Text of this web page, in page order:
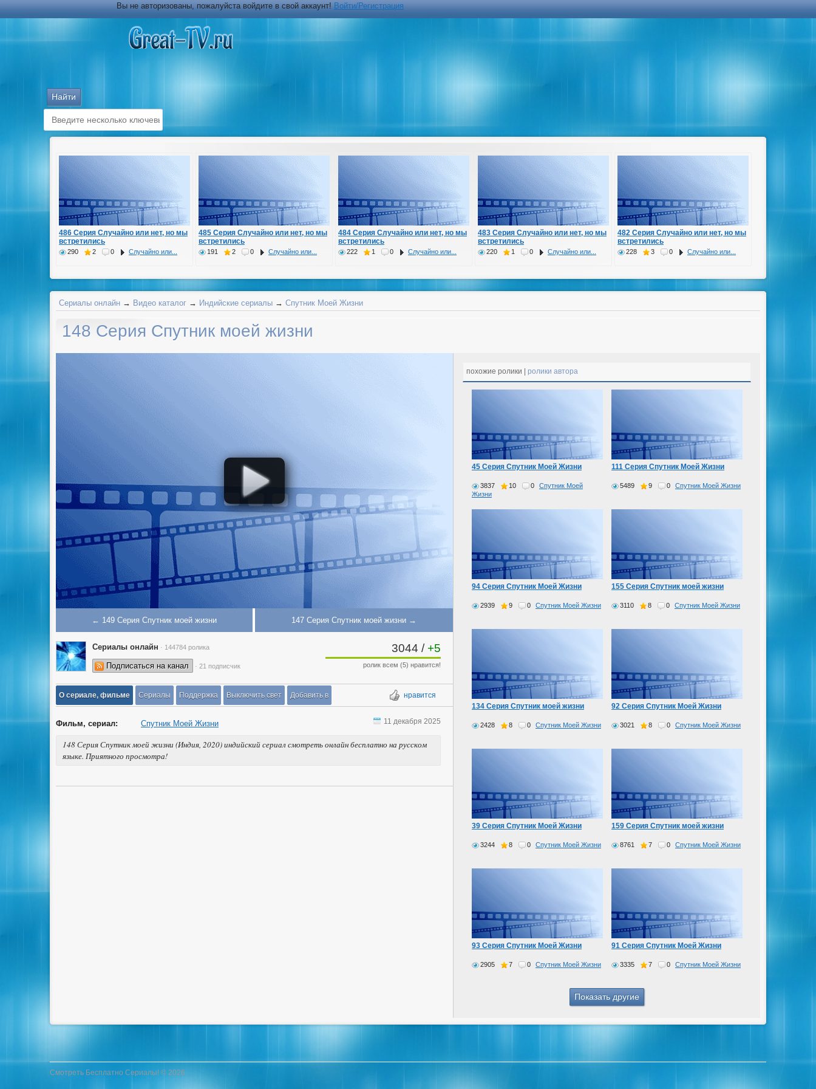
Вы не авторизованы, пожалуйста войдите в свой аккаунт!Войти/Регистрация
486 Серия Случайно или нет, но мы
встретились
290 2 0 Случайно или...
485 Серия Случайно или нет, но мы
встретились
191 2 0 Случайно или...
484 Серия Случайно или нет, но мы
встретились
222 1 0 Случайно или...
483 Серия Случайно или нет, но мы
встретились
220 1 0 Случайно или...
482 Серия Случайно или нет, но мы
встретились
228 3 0 Случайно или...
Сериалы онлайн → Видео каталог → Индийские сериалы → Спутник Моей Жизни
148 Серия Спутник моей жизни
← 149 Серия Спутник моей жизни 147 Серия Спутник моей жизни →
Сериалы онлайн · 144784 ролика
Подписаться на канал · 21 подписчик
3044 / +5
ролик всем (5) нравится!
нравится
О сериале, фильме Сериалы Поддержка Выключить свет Добавить в
Фильм, сериал: Спутник Моей Жизни
148 Серия Спутник моей жизни (Индия, 2020) индийский сериал смотреть онлайн бесплатно на русском
языке. Приятного просмотра!
11 декабря 2025
похожие ролики | ролики автора
45 Серия Спутник Моей Жизни
3837 10 0
Спутник Моей
Жизни
111 Серия Спутник Моей Жизни
5489 9 0 Спутник Моей Жизни
94 Серия Спутник Моей Жизни
2939 9 0 Спутник Моей Жизни
155 Серия Спутник моей жизни
3110 8 0 Спутник Моей Жизни
134 Серия Спутник моей жизни
2428 8 0 Спутник Моей Жизни
92 Серия Спутник Моей Жизни
3021 8 0 Спутник Моей Жизни
39 Серия Спутник Моей Жизни
3244 8 0 Спутник Моей Жизни
159 Серия Спутник моей жизни
8761 7 0 Спутник Моей Жизни
93 Серия Спутник Моей Жизни
2905 7 0 Спутник Моей Жизни
91 Серия Спутник Моей Жизни
3335 7 0 Спутник Моей Жизни
Смотреть Бесплатно Сериалы! © 2026